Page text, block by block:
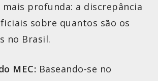
profunda: a discrepância
sobre quantos são os
no Brasil.
MEC: Baseando-se no